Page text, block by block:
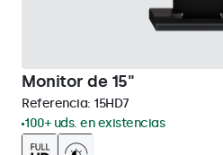
Monitor de 15"
Referencia: 15HD7
100+ uds. en existencias